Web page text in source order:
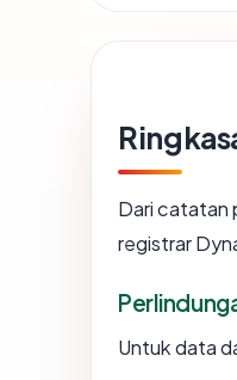
Dari catatan
registrar
Untuk data